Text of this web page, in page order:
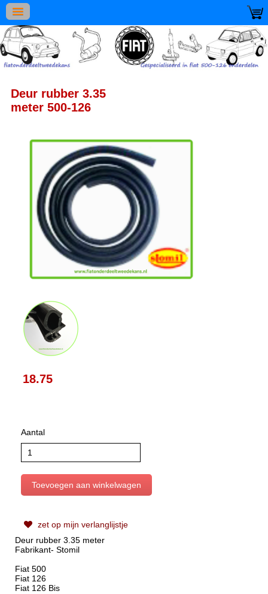
Deur rubber 3.35
meter 500-126
18.75
Aantal
zet op mijn verlanglijstje
Deur rubber 3.35 meter
Fabrikant- Stomil
Fiat 500
Fiat 126
Fiat 126 Bis